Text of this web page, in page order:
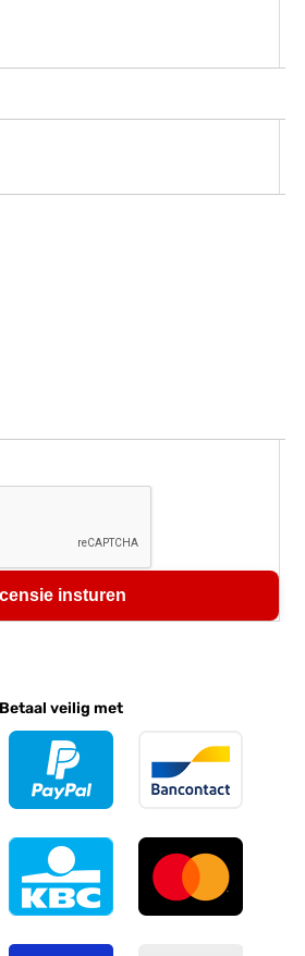
insturen
Betaal veilig met